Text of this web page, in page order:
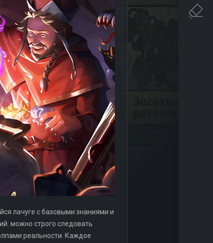
лачуге с базовыми знаниями и
можно строго следовать
реальности. Каждое